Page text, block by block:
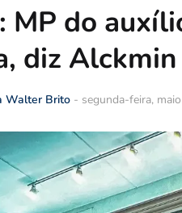
MP do
diz Alckmin
Walter Brito - segunda-feira,